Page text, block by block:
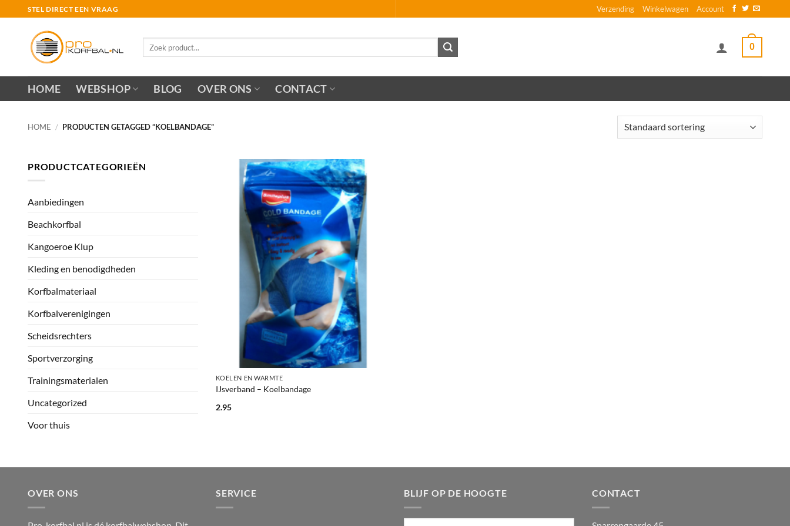
naar
STEL DIRECT EEN VRAAG Verzending Winkelwagen Account
0
HOME WEBSHOP BLOG OVER ONS CONTACT
HOME / PRODUCTEN GETAGGED “KOELBANDAGE”
PRODUCTCATEGORIEËN
Aanbiedingen
Beachkorfbal
Kangoeroe Klup
Kleding en benodigdheden
Korfbalmateriaal
Korfbalverenigingen
Scheidsrechters
Sportverzorging
Trainingsmaterialen
Uncategorized
Voor thuis
KOELEN EN WARMTE
IJsverband – Koelbandage
2.95
OVER ONS SERVICE BLIJF OP DE HOOGTE CONTACT